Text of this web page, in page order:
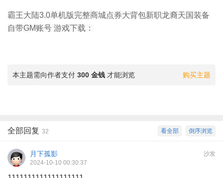
霸王大陆3.0单机版完整商城点券大背包新职龙裔天国装备
自带GM账号 游戏下载：
购买主题
本主题需向作者支付 300 金钱 才能浏览
倒序浏览
看全部
全部回复 32
沙发
月下孤影
2024-10-10 00:30:37